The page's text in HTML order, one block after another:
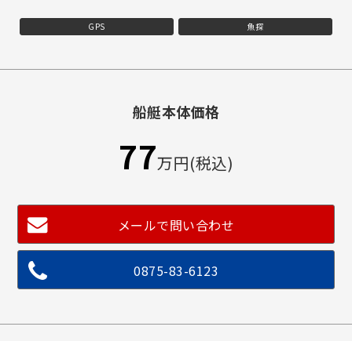
GPS 魚探
船艇本体価格
77万円(税込)
メールで問い合わせ
0875-83-6123